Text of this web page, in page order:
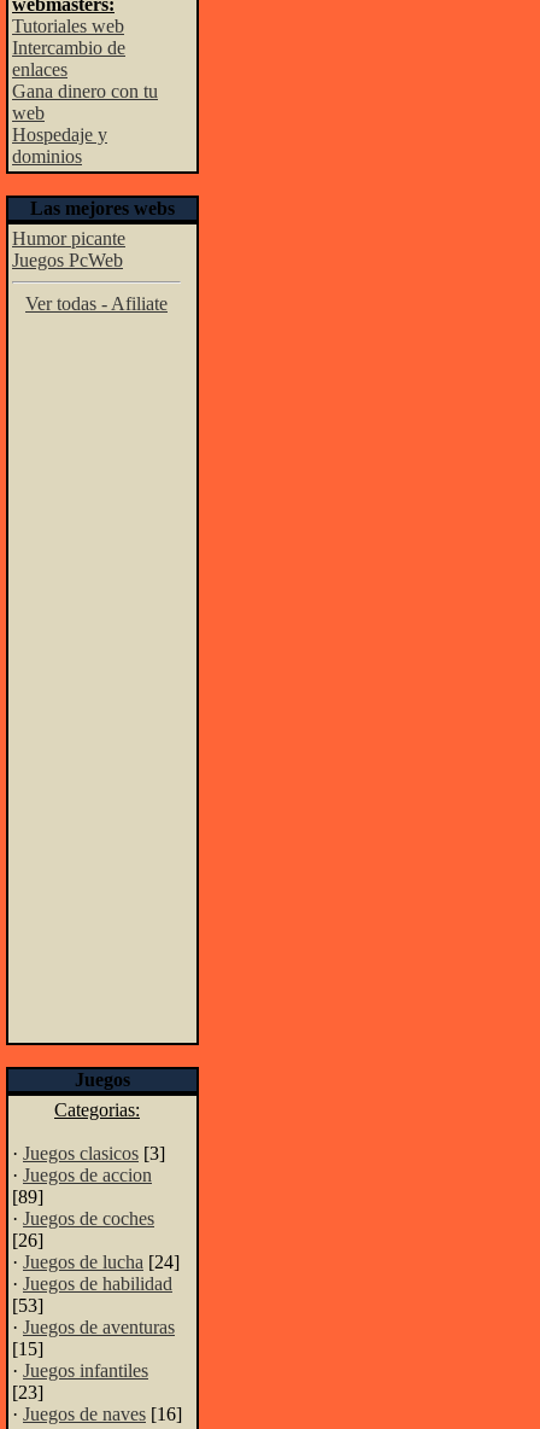
webmasters:
Tutoriales web
Intercambio de
enlaces
Gana dinero con tu
web
Hospedaje y
dominios
Las mejores webs
Humor picante
Juegos PcWeb
Ver todas - Afiliate
Juegos
Categorias:
· Juegos clasicos [3]
· Juegos de accion
[89]
· Juegos de coches
[26]
· Juegos de lucha [24]
· Juegos de habilidad
[53]
· Juegos de aventuras
[15]
· Juegos infantiles
[23]
· Juegos de naves [16]